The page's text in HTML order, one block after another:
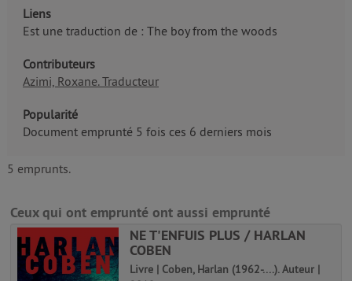
Liens
Est une traduction de : The boy from the woods
Contributeurs
Azimi, Roxane. Traducteur
Popularité
Document emprunté 5 fois ces 6 derniers mois
5 emprunts.
Ceux qui ont emprunté ont aussi emprunté
NE T'ENFUIS PLUS / HARLAN
COBEN
Livre | Coben, Harlan (1962-....). Auteur |